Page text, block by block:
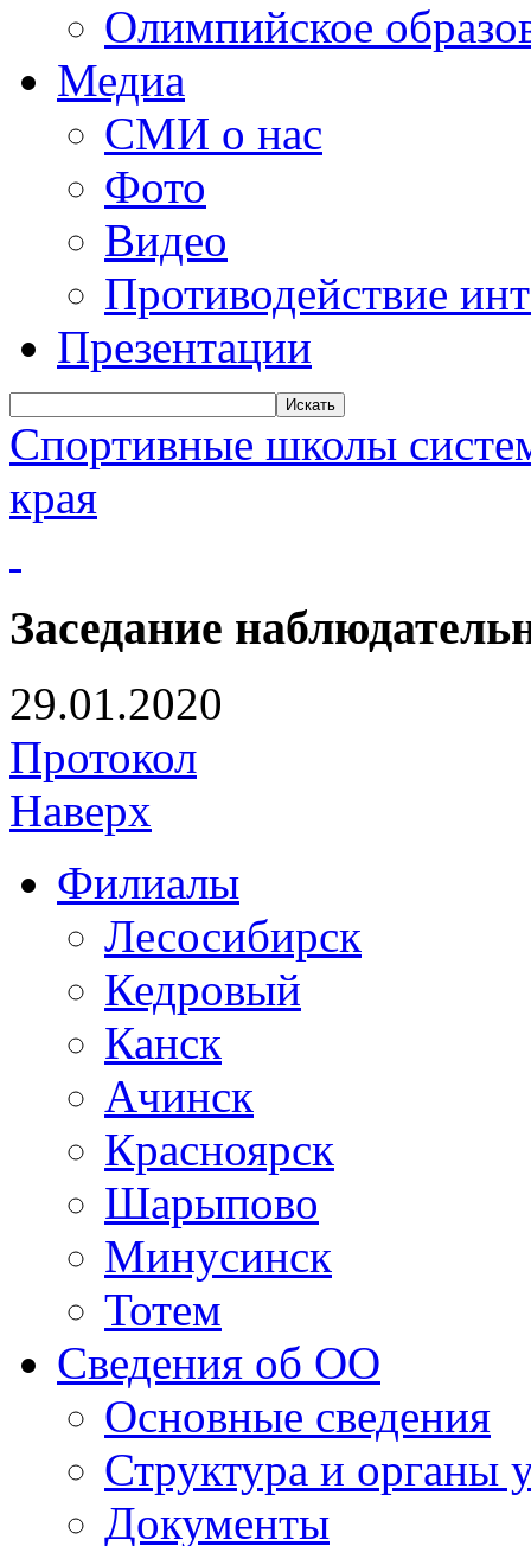
Олимпийское
Медиа
СМИ о нас
Фото
Видео
Противодействие
Презентации
Искать
Спортивные школы
края
Заседание
29.01.2020
Протокол
Наверх
Филиалы
Лесосибирск
Кедровый
Канск
Ачинск
Красноярск
Шарыпово
Минусинск
Тотем
Сведения об ОО
Основные сведения
Структура и органы
Документы